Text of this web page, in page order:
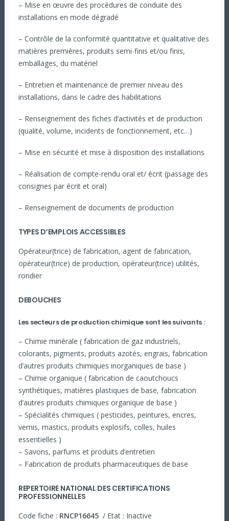
– Mise en œuvre des procédures de conduite des
installations en mode dégradé
– Contrôle de la conformité quantitative et qualitative des
matières premières, produits semi-finis et/ou finis,
emballages, du matériel
– Entretien et maintenance de premier niveau des
installations, dans le cadre des habilitations
– Renseignement des fiches d’activités et de production
(qualité, volume, incidents de fonctionnement, etc…)
– Mise en sécurité et mise à disposition des installations
– Réalisation de compte-rendu oral et/ écrit (passage des
consignes par écrit et oral)
– Renseignement de documents de production
TYPES D’EMPLOIS ACCESSIBLES
Opérateur(trice) de fabrication, agent de fabrication,
opérateur(trice) de production, opérateur(trice) utilités,
rondier
DEBOUCHES
Les secteurs de production chimique sont les suivants :
– Chimie minérale ( fabrication de gaz industriels,
colorants, pigments, produits azotés, engrais, fabrication
d’autres produits chimiques inorganiques de base )
– Chimie organique ( fabrication de caoutchoucs
synthétiques, matières plastiques de base, fabrication
d’autres produits chimiques organique de base )
– Spécialités chimiques ( pesticides, peintures, encres,
vernis, mastics, produits explosifs, colles, huiles
essentielles )
– Savons, parfums et produits d’entretien
– Fabrication de produits pharmaceutiques de base
REPERTOIRE NATIONAL DES CERTIFICATIONS
PROFESSIONNELLES
Code fiche : RNCP16645 / Etat : Inactive